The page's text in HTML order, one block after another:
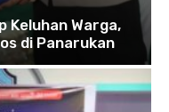
Keluhan Warga,
di Panarukan